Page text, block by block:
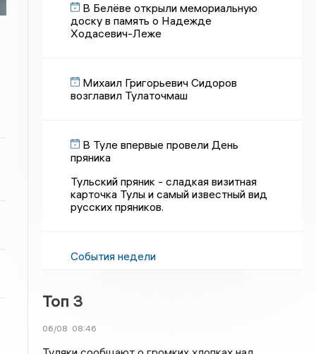
В Белёве открыли мемориальную
доску в память о Надежде
Ходасевич-Леже
Михаил Григорьевич Сидоров
возглавил Тулаточмаш
В Туле впервые провели День
пряника
Тульский пряник - сладкая визитная
карточка Тулы и самый известный вид
русских пряников.
События недели
Топ 3
06/08 08:46